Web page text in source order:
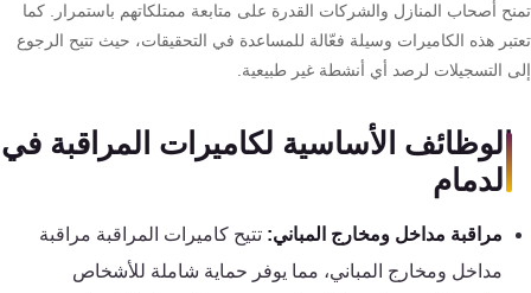
أصحاب المنازل والشركات القدرة على متابعة ممتلكاتهم باستمرار. كما
هذه الكاميرات وسيلة فعّالة للمساعدة في التحقيقات، حيث تتيح الرجوع
التسجيلات لرصد أي أنشطة غير طبيعية.
الوظائف الأساسية لكاميرات المراقبة في
الدمام
مراقبة مداخل ومخارج المباني: تتيح كاميرات المراقبة مراقبة
مداخل ومخارج المباني، مما يوفر حماية شاملة للأشخاص
تقوية
شبكات
المحمول
انتركم
أنظمة